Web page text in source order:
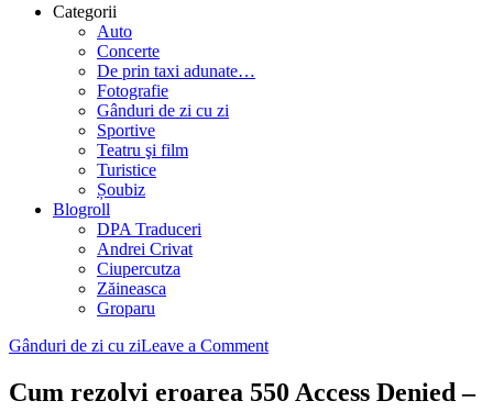
Categorii
Auto
Concerte
De prin taxi adunate…
Fotografie
Gânduri de zi cu zi
Sportive
Teatru şi film
Turistice
Șoubiz
Blogroll
DPA Traduceri
Andrei Crivat
Ciupercutza
Zăineasca
Groparu
Gânduri de zi cu ziLeave a Commenton
rezolvi
eroarea
Cum rezolvi eroarea 550 Access Denied –